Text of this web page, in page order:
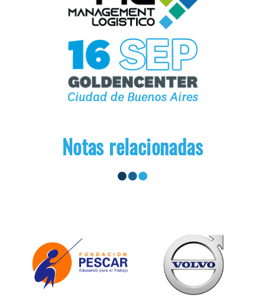
Notas relacionadas